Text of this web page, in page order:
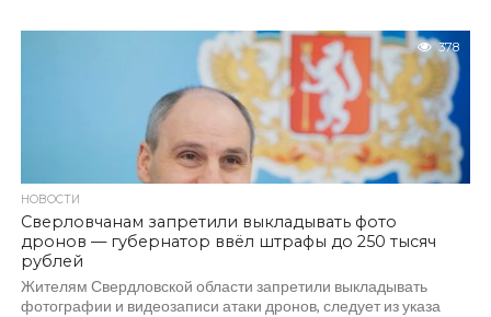
378
НОВОСТИ
Сверловчанам запретили выкладывать фото
дронов — губернатор ввёл штрафы до 250 тысяч
рублей
Жителям Свердловской области запретили выкладывать
фотографии и видеозаписи атаки дронов, следует из указа